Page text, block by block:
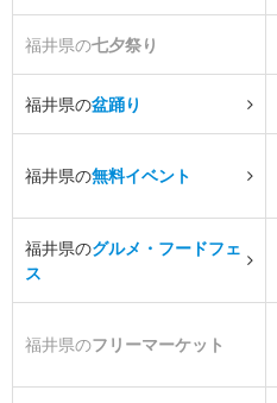
福井県の七夕祭り
福井県の盆踊り
福井県の無料イベント
福井県のグルメ・フードフェ
ス
福井県のフリーマーケット